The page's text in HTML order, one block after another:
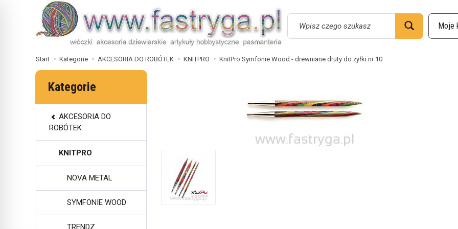
Wyszukaj
Start Kategorie AKCESORIA DO ROBÓTEK KNITPRO KnitPro Symfonie Wood - drewniane druty do żyłki nr 10
Kategorie
AKCESORIA DO
ROBÓTEK
KNITPRO
NOVA METAL
SYMFONIE WOOD
TRENDZ